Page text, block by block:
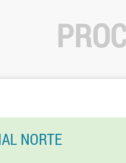
NORTE